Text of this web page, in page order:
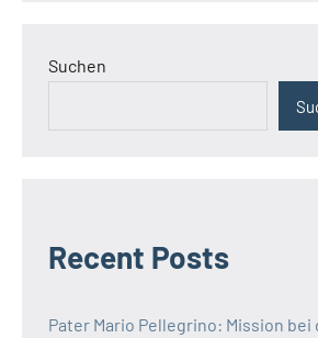
Suchen
Recent Posts
Pater Mario Pellegrino: Mission bei